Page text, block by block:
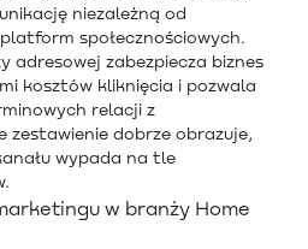
niezależną od
społecznościowych.
adresowej zabezpiecza biznes
kosztów kliknięcia i pozwala
relacji z
zestawienie dobrze obrazuje,
wypada na tle
w branży Home